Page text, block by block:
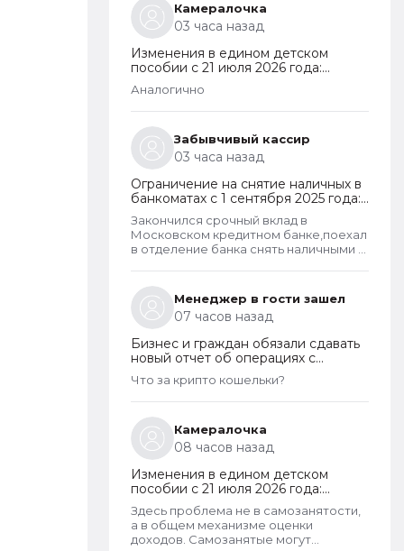
Камералочка
03 часа назад
Изменения в едином детском
пособии с 21 июля 2026 года:
пересмотр правила нулевого
дохода и новый порядок
оформления пособий по месту
пребывания
Аналогично
Забывчивый кассир
03 часа назад
Ограничение на снятие наличных в
банкоматах с 1 сентября 2025 года:
какие операции заблокируют и как
отменить запрет
Закончился срочный вклад в
Московском кредитном банке,поехал
в отделение банка снять наличными в
заблокировали на 48 часов.Кассу в
отделении полгода назад
ликвидировали.
Менеджер в гости зашел
07 часов назад
Бизнес и граждан обязали сдавать
новый отчет об операциях с
криптовалютами на иностранных
платформах
Что за крипто кошельки?
Камералочка
08 часов назад
Изменения в едином детском
пособии с 21 июля 2026 года:
пересмотр правила нулевого
дохода и новый порядок
оформления пособий по месту
пребывания
Здесь проблема не в самозанятости,
а в общем механизме оценки
доходов. Самозанятые могут